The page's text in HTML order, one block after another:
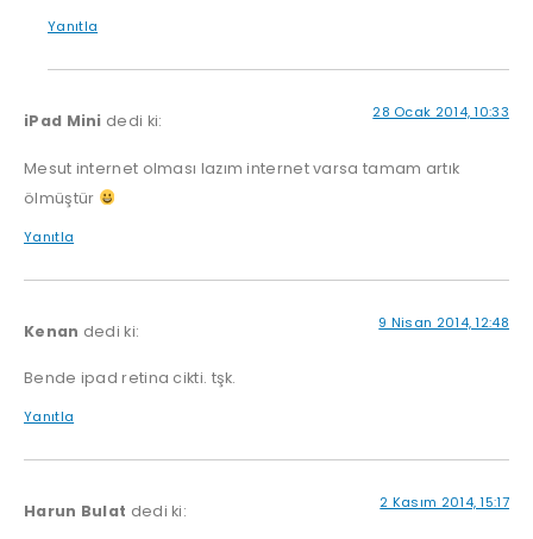
Yanıtla
iPad Mini dedi ki: 28 Ocak 2014, 10:33
Mesut internet olması lazım internet varsa tamam artık
ölmüştür
Yanıtla
Kenan dedi ki: 9 Nisan 2014, 12:48
Bende ipad retina cikti. tşk.
Yanıtla
Harun Bulat dedi ki: 2 Kasım 2014, 15:17